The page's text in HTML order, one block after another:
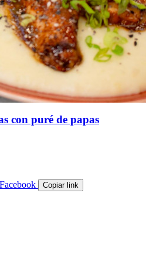
con puré de papas
Copiar link